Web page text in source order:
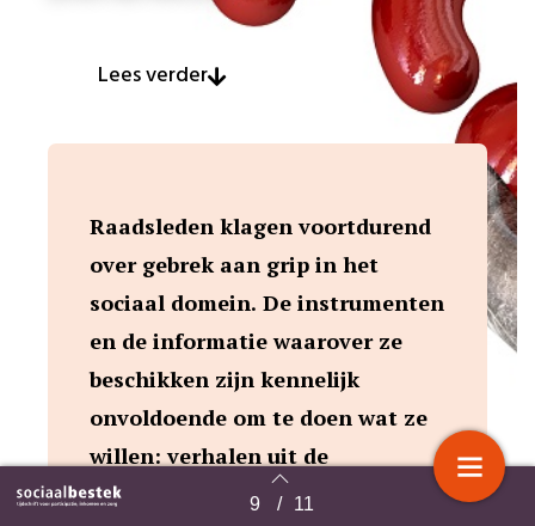
Terug naar overzicht 9 / 11
Lees verder
Raadsleden klagen voortdurend
over gebrek aan grip in het
sociaal domein. De instrumenten
en de informatie waarover ze
beschikken zijn kennelijk
onvoldoende om te doen wat ze
willen: verhalen uit de
samenleving verbinden met